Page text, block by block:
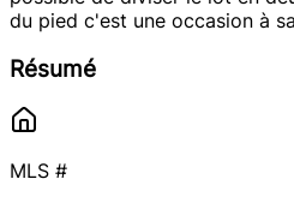
du pied c'est une occasion à
Résumé
MLS #